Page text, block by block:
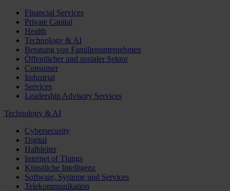
Financial Services
Private Capital
Health
Technology & AI
Beratung von Familienunternehmen
Öffentlicher und sozialer Sektor
Consumer
Industrial
Services
Leadership Advisory Services
Technology & AI
Cybersecurity
Digital
Halbleiter
Internet of Things
Künstliche Intelligenz
Software, Systeme und Services
Telekommunikation